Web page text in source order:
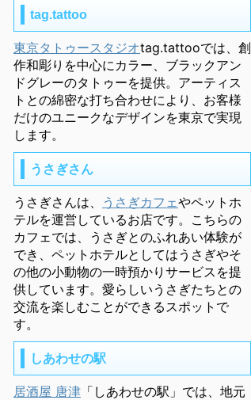
tag.tattoo
東京タトゥースタジオtag.tattooでは、創
作和彫りを中心にカラー、ブラックアン
ドグレーのタトゥーを提供。アーティス
トとの綿密な打ち合わせにより、お客様
だけのユニークなデザインを東京で実現
します。
うさぎさん
うさぎさんは、 うさぎカフェやペットホ
テルを運営しているお店です。こちらの
カフェでは、うさぎとのふれあい体験が
でき、ペットホテルとしてはうさぎやそ
の他の小動物の一時預かりサービスを提
供しています。愛らしいうさぎたちとの
交流を楽しむことができるスポットで
す。
しあわせの駅
居酒屋 唐津 「しあわせの駅」では、地元